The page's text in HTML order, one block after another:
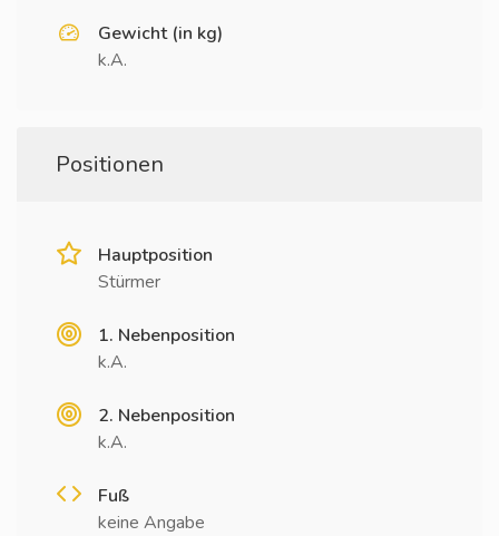
Gewicht (in kg)
k.A.
Positionen
Hauptposition
Stürmer
1. Nebenposition
k.A.
2. Nebenposition
k.A.
Fuß
keine Angabe